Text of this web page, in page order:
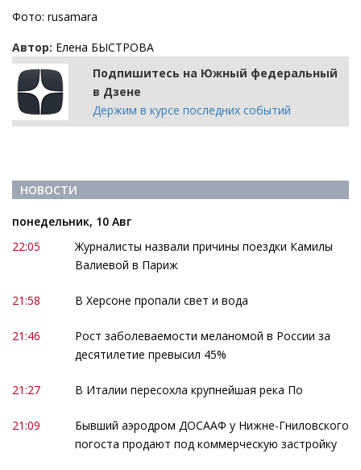
Фото: rusamara
Автор: Елена БЫСТРОВА
Подпишитесь на Южный федеральный
в Дзене
Держим в курсе последних событий
НОВОСТИ
понедельник, 10 Авг
22:05
Журналисты назвали причины поездки Камилы
Валиевой в Париж
21:58 В Херсоне пропали свет и вода
21:46
Рост заболеваемости меланомой в России за
десятилетие превысил 45%
21:27 В Италии пересохла крупнейшая река По
21:09
Бывший аэродром ДОСААФ у Нижне-Гниловского
погоста продают под коммерческую застройку